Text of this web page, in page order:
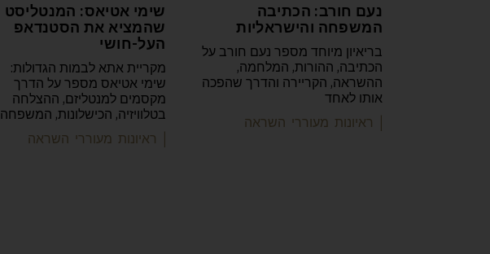
נעם חורב: הכתיבה
המשפחה והישראליות
בריאיון מיוחד מספר נעם חורב על
הכתיבה, ההורות, המלחמה,
ההשראה, הקריירה והדרך שהפכה
אותו לאחד
| ראיונות מעוררי השראה
שימי אטיאס: המנטליסט
שהמציא את הסטנדאפ
העל-חושי
מקריית אתא לבמות הגדולות:
שימי אטיאס מספר על הדרך
מקסמים למנטליזם, ההצלחה
בטלוויזיה, הכישלונות, המשפחה
| ראיונות מעוררי השראה